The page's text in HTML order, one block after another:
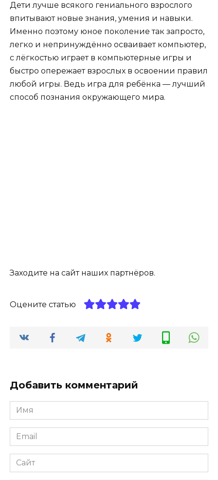
Дети лучше всякого гениального взрослого
впитывают новые знания, умения и навыки.
Именно поэтому юное поколение так запросто,
легко и непринуждённо осваивает компьютер,
с лёгкостью играет в компьютерные игры и
быстро опережает взрослых в освоении правил
любой игры. Ведь игра для ребёнка — лучший
способ познания окружающего мира.
Заходите на сайт наших партнёров.
Оцените статью
Добавить комментарий
Имя
Email
Сайт